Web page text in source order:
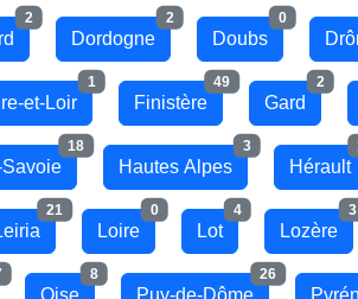
2
Dordogne
2
Doubs
0
et-Loir
1
Finistère
49
Gard
2
18
Hautes Alpes
3
Hérault
21
Loire
0
Lot
4
Lozère
3
Oise
8
Puy-de-Dôme
26